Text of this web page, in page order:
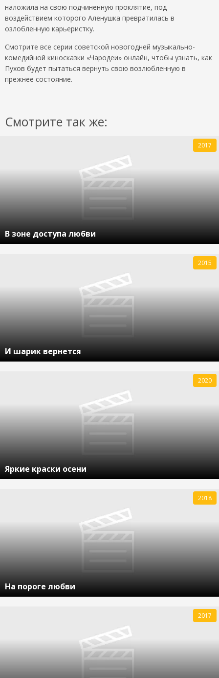
наложила на свою подчиненную проклятие, под
воздействием которого Аленушка превратилась в
озлобленную карьеристку.
Смотрите все серии советской новогодней музыкально-
комедийной киносказки «Чародеи» онлайн, чтобы узнать, как
Пухов будет пытаться вернуть свою возлюбленную в
прежнее состояние.
Смотрите так же:
В зоне доступа любви
2017
И шарик вернется
2015
Яркие краски осени
2020
На пороге любви
2018
2017